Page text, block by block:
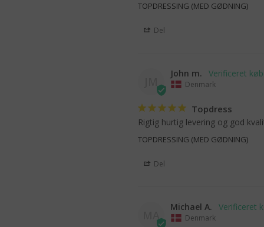
TOPDRESSING (MED GØDNING)
Del
John m.
Denmark
Topdress
Rigtig hurtig levering og god
TOPDRESSING (MED GØDNING)
Del
MA
Michael A.
Denmark